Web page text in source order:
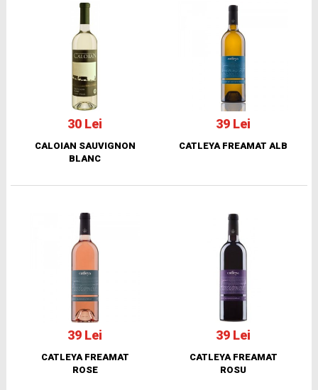
30 Lei
CALOIAN SAUVIGNON
BLANC
39 Lei
CATLEYA FREAMAT ALB
39 Lei
CATLEYA FREAMAT
ROSE
39 Lei
CATLEYA FREAMAT
ROSU